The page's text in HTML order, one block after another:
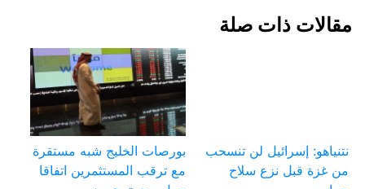
مقالات ذات صلة
نتنياهو: إسرائيل لن تنسحب
من غزة قبل نزع سلاح
بورصات الخليج شبه مستقرة
مع ترقب المستثمرين اتفاقا